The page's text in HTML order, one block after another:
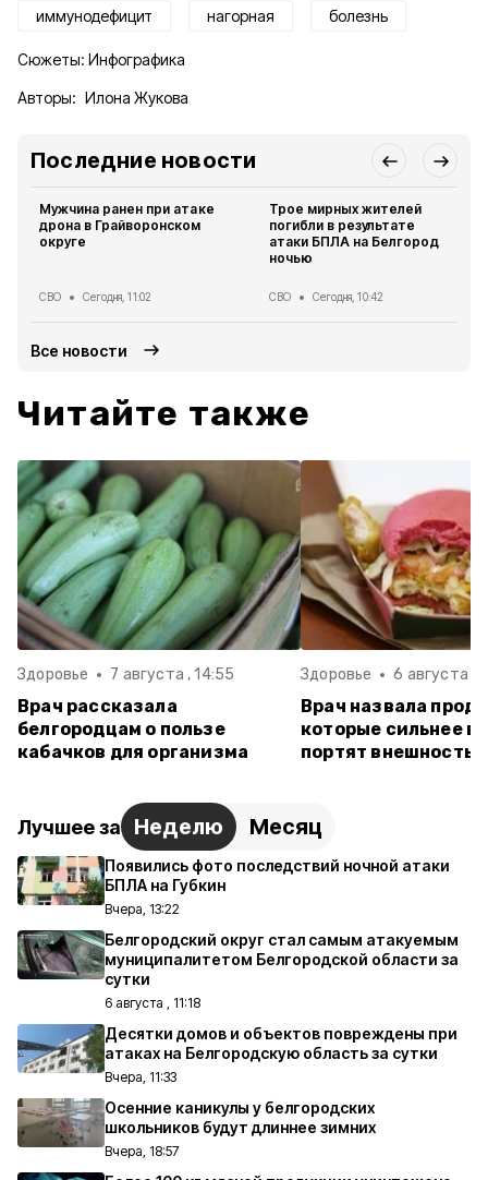
иммунодефицит нагорная болезнь
Сюжеты: Инфографика
Авторы: Илона Жукова
Последние новости
Мужчина ранен при атаке
дрона в Грайворонском
округе
СВО Сегодня, 11:02
Трое мирных жителей
погибли в результате
атаки БПЛА на Белгород
ночью
СВО Сегодня, 10:42
Все новости
Читайте также
Здоровье 7 августа , 14:55
Врач рассказала
белгородцам о пользе
кабачков для организма
Здоровье 6 августа ,
Врач назвала
которые сильнее
портят внешность
Лучшее за Неделю Месяц
Появились фото последствий ночной атаки
БПЛА на Губкин
Вчера, 13:22
Белгородский округ стал самым атакуемым
муниципалитетом Белгородской области за
сутки
6 августа , 11:18
Десятки домов и объектов повреждены при
атаках на Белгородскую область за сутки
Вчера, 11:33
Осенние каникулы у белгородских
школьников будут длиннее зимних
Вчера, 18:57